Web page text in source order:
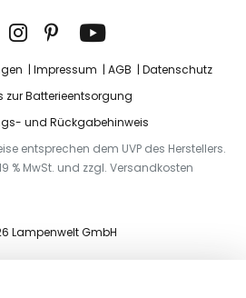
Impressum AGB
Datenschutz
zur Batterieentsorgung
und Rückgabehinweis
entsprechen dem UVP des Herstellers.
% MwSt. und zzgl. Versandkosten
Lampenwelt GmbH